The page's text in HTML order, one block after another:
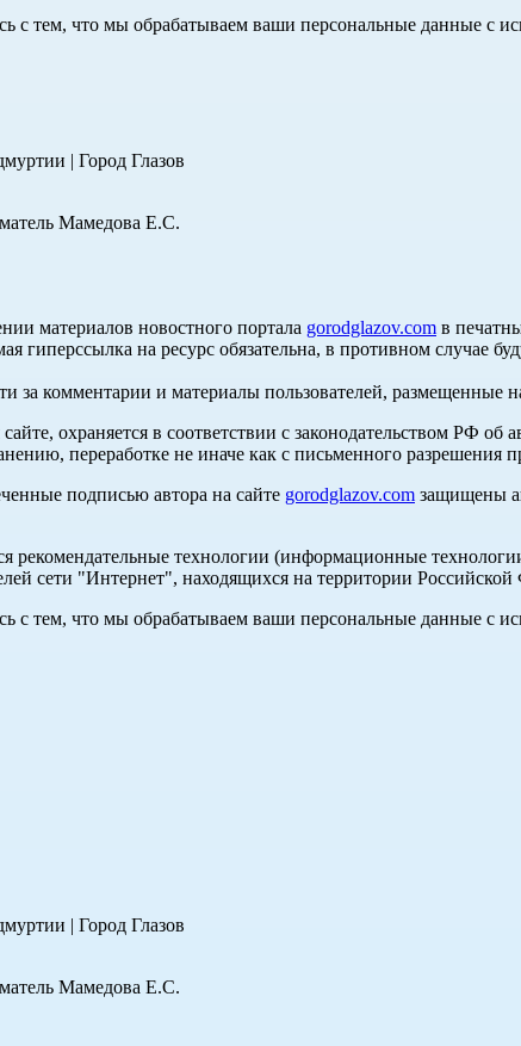
с тем, что мы обрабатываем ваши персональные данные с
| Город Глазов
Мамедова Е.С.
материалов новостного портала gorodglazov.com в
гиперссылка на ресурс обязательна, в противном случае
за комментарии и материалы пользователей, размещенные
охраняется в соответствии с законодательством РФ
переработке не иначе как с письменного разрешения
подписью автора на сайте gorodglazov.com защищены
технологии (информационные
сети "Интернет", находящихся на территории
с тем, что мы обрабатываем ваши персональные данные с
| Город Глазов
Мамедова Е.С.